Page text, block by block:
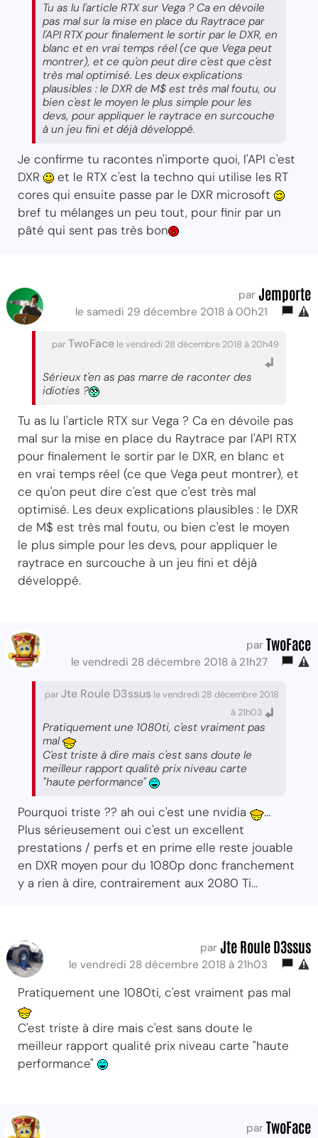
Tu as lu l'article RTX sur Vega ? Ca en dévoile
pas mal sur la mise en place du Raytrace par
l'API RTX pour finalement le sortir par le DXR, en
blanc et en vrai temps réel (ce que Vega peut
montrer), et ce qu'on peut dire c'est que c'est
très mal optimisé. Les deux explications
plausibles : le DXR de M$ est très mal foutu, ou
bien c'est le moyen le plus simple pour les
devs, pour appliquer le raytrace en surcouche
à un jeu fini et déjà développé.
Je confirme tu racontes n'importe quoi, l'API c'est
DXR
et le RTX c'est la techno qui utilise les RT
cores qui ensuite passe par le DXR microsoft
bref tu mélanges un peu tout, pour finir par un
pâté qui sent pas très bon
par Jemporte
le samedi 29 décembre 2018 à 00h21
parTwoFace le vendredi 28 décembre 2018 à 20h49
Sérieux t'en as pas marre de raconter des
idioties ?
Tu as lu l'article RTX sur Vega ? Ca en dévoile pas
mal sur la mise en place du Raytrace par l'API RTX
pour finalement le sortir par le DXR, en blanc et
en vrai temps réel (ce que Vega peut montrer), et
ce qu'on peut dire c'est que c'est très mal
optimisé. Les deux explications plausibles : le DXR
de M$ est très mal foutu, ou bien c'est le moyen
le plus simple pour les devs, pour appliquer le
raytrace en surcouche à un jeu fini et déjà
développé.
par TwoFace
le vendredi 28 décembre 2018 à 21h27
parJte Roule D3ssus le vendredi 28 décembre 2018
à 21h03
Pratiquement une 1080ti, c'est vraiment pas
mal
C'est triste à dire mais c'est sans doute le
meilleur rapport qualité prix niveau carte
"haute performance"
Pourquoi triste ?? ah oui c'est une nvidia
...
Plus sérieusement oui c'est un excellent
prestations / perfs et en prime elle reste jouable
en DXR moyen pour du 1080p donc franchement
y a rien à dire, contrairement aux 2080 Ti...
par Jte Roule D3ssus
le vendredi 28 décembre 2018 à 21h03
Pratiquement une 1080ti, c'est vraiment pas mal
C'est triste à dire mais c'est sans doute le
meilleur rapport qualité prix niveau carte "haute
performance"
par TwoFace